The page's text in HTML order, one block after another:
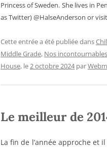
Princess of Sweden. She lives in
as Twitter) @HalseAnderson or
Cette entrée a été publiée dans
Middle Grade, Nos incontournables
House, le2 octobre 2024 par
Le meilleur de
La fin de l’année approche et